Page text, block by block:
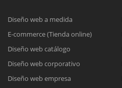
Diseño web a medida
E-commerce (Tienda online)
Diseño web catálogo
Diseño web corporativo
Diseño web empresa